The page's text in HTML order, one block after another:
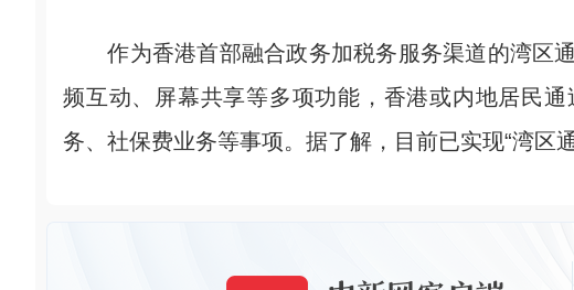
作为香港首部融合政务加税务服务渠道的湾区
频互动、屏幕共享等多项功能，香港或内地居民
务、社保费业务等事项。据了解，目前已实现“湾区